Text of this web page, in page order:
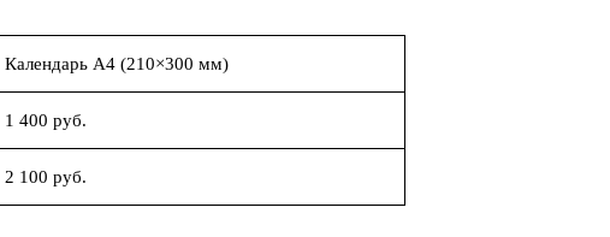
Календарь А4 (210×300 мм)
1 400 руб.
2 100 руб.